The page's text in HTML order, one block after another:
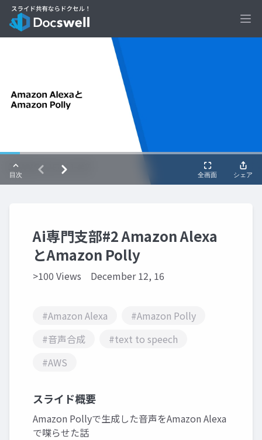
Ai専門支部#2 Amazon Alexa
とAmazon Polly
>100 Views December 12, 16
#Amazon Alexa
#Amazon Polly
#音声合成
#text to speech
#AWS
スライド概要
Amazon Pollyで生成した音声をAmazon Alexa
で喋らせた話